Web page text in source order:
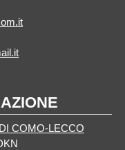
COMO-LECCO